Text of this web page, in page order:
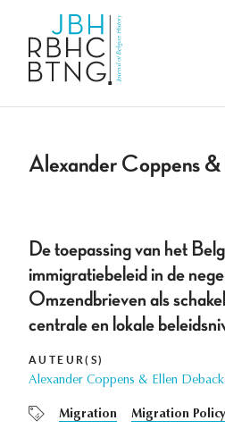
Alexander Coppens
De toepassing van het
immigratiebeleid in de
Omzendbrieven als
centrale en lokale
AUTEUR(S)
Alexander Coppens & Ellen
Migration Migration Policy